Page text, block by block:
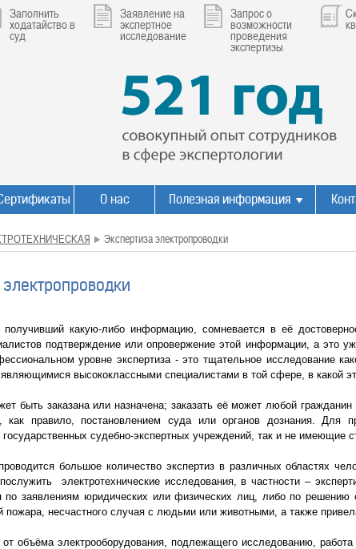
Заполнить
ходатайство в
суд
Заявление на
экспертное
исследование
Запрос о
возможности
проведения
экспертизы
О нас Полезная информация
Экспертиза электропроводки
какую-либо информацию, сомневается в её
подтверждение или опровержение этой информации, а это
уровне экспертиза - это тщательное исследование
высококлассными специалистами в той сфере, в какой
быть заказана или назначена; заказать её может любой
как правило, постановлением суда или органов дознания. Для
судебно-экспертных учреждений, так и не имеющие
большое количество экспертиз в различных областях
электротехнические исследования, в частности –
по заявлениям юридических или физических лиц, либо по решению
пожара, несчастного случая с людьми или животными, а также
объёма электрооборудования, подлежащего исследованию,